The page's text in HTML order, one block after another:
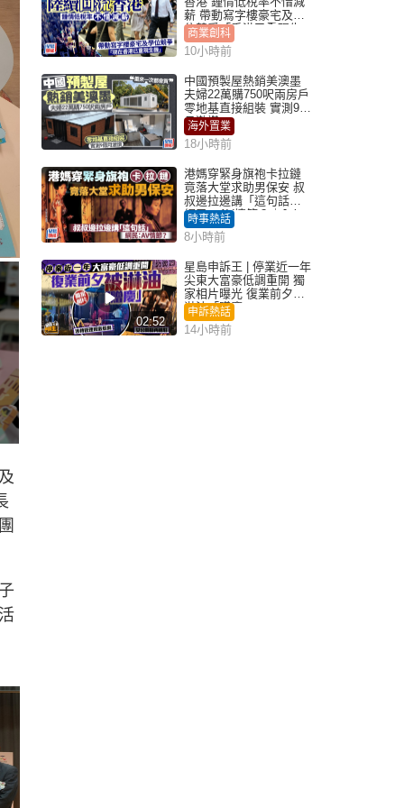
薪 帶動寫字樓豪宅及學
位競爭「香港已重現生
機」
商業創科
10小時前
中國預製屋熱銷美澳墨
夫婦22萬購750呎兩房戶
零地基直接組裝 實測9個
月激讚
海外置業
18小時前
港媽穿緊身旗袍卡拉鏈
竟落大堂求助男保安 叔
叔邊拉邊講「這句話」
網民：AV情節？｜Juicy
叮
時事熱話
8小時前
02:52
星島申訴王 | 停業近一年
尖東大富豪低調重開 獨
家相片曝光 復業前夕被
淋油「贈慶」
申訴熱話
14小時前